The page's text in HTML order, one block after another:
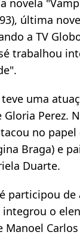
novela
última
a TV
trabalhou
uma
Gloria Perez.
no
Braga) e
Duarte.
participou
o